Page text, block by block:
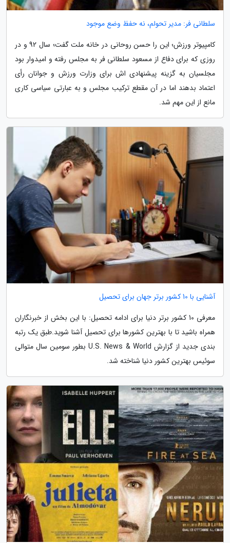
سلطانی فر: مدیر تحولم، نه حفظ وضع موجود
کامپیوتر ورزش؛ این را حسن روحانی در خانه ملت گفت؛ سال 92 و در
روزی که برای دفاع از مسعود سلطانی فر به مجلس رفته و امیدوار بود
مجلسیان به گزینه پیشنهادی اش برای وزارت ورزش و جوانان رأی
اعتماد بدهند اما در آن مقطع ترکیب مجلس و به عبارتی سیاسی کاری
مانع از این مهم شد.
آشنایی با 10 کشور برتر جهان برای تحصیل
معرفی 10 کشور برتر دنیا برای ادامه تحصیل: با این بخش از خبرنگاران
همراه باشید تا با بهترین کشورها برای تحصیل آشنا شوید.طبق یک رتبه
بندی جدید از گزارش U.S. News & World بطور سومین سال متوالی
سوئیس بهترین کشور دنیا شناخته شد.